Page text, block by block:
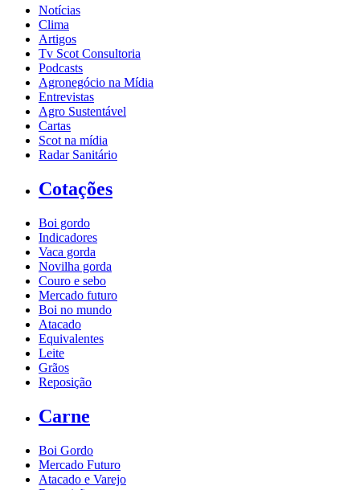
Notícias
Clima
Artigos
Tv Scot Consultoria
Podcasts
Agronegócio na Mídia
Entrevistas
Agro Sustentável
Cartas
Scot na mídia
Radar Sanitário
Cotações
Boi gordo
Indicadores
Vaca gorda
Novilha gorda
Couro e sebo
Mercado futuro
Boi no mundo
Atacado
Equivalentes
Leite
Grãos
Reposição
Carne
Boi Gordo
Mercado Futuro
Atacado e Varejo